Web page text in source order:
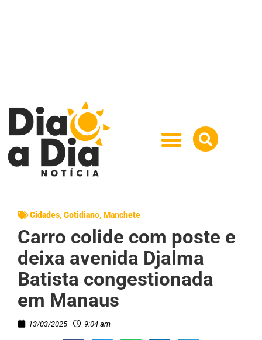
Cidades, Cotidiano, Manchete
Carro colide com poste e
deixa avenida Djalma
Batista congestionada
em Manaus
13/03/2025 9:04 am